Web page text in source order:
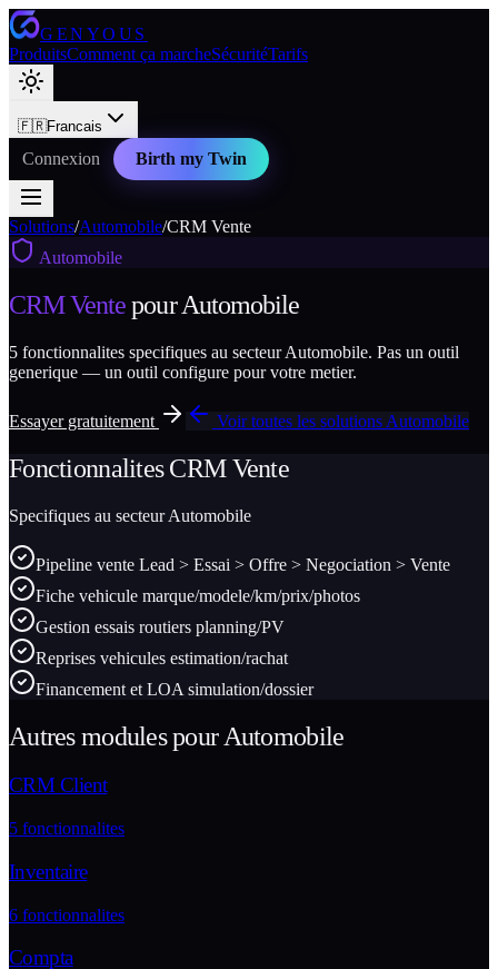
GENYOUS
ProduitsComment ça marcheSécuritéTarifs
🇫🇷Francais
Connexion Birth my Twin
Solutions/Automobile/CRM Vente
Automobile
CRM VentepourAutomobile
5 fonctionnalites specifiques au secteurAutomobile. Pas un outil
generique — un outil configure pour votre metier.
Essayer gratuitement Voir toutes les solutions Automobile
FonctionnalitesCRM Vente
Specifiques au secteurAutomobile
Pipeline vente Lead > Essai > Offre > Negociation > Vente
Fiche vehicule marque/modele/km/prix/photos
Gestion essais routiers planning/PV
Reprises vehicules estimation/rachat
Financement et LOA simulation/dossier
Autres modules pour Automobile
CRM Client
5 fonctionnalites
Inventaire
6 fonctionnalites
Compta